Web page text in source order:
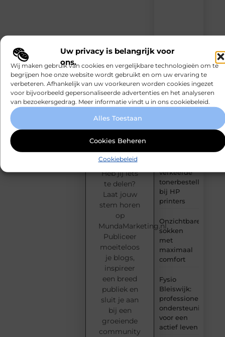
Uw privacy is belangrijk voor
ons.
Wij maken gebruik van cookies en vergelijkbare technologieën om te
begrijpen hoe onze website wordt gebruikt en om uw ervaring te
verbeteren. Afhankelijk van uw voorkeuren worden cookies ingezet
voor bijvoorbeeld gepersonaliseerde advertenties en het analyseren
van bezoekersgedrag. Meer informatie vindt u in ons cookiebeleid.
Alles Toestaan
Cookies Beheren
Cookiebeleid
en
Een boeket
laten
bezorgen
dat echt bij
het
voorkom je
verkeerde
tonerbestelling
bij HP
printers
Onzichtbare
sokken
met
maximaal
comfort
Fysio
Bleiswijk:
professionele
ondersteuning
voor een
actief leven
Jouw
blog
verdient
een
podium!
Heb jij iets
te delen?
Laat jouw
stem horen
op
MundaMarketing.nl.
Publiceer
moeiteloos
je blogs,
inspireer
een breed
publiek en
sluit je aan
bij een
groeiende
community